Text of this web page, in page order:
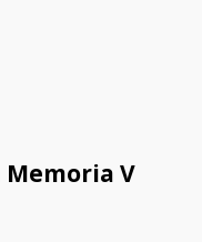
V